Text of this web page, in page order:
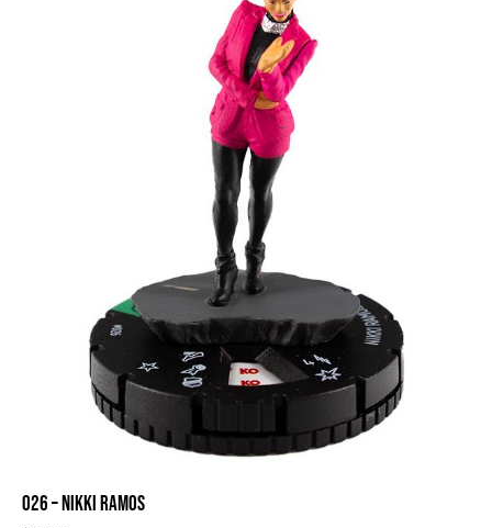
026 – NIKKI RAMOS